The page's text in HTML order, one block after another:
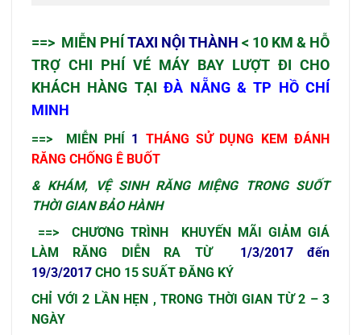
==> MIỄN PHÍ TAXI NỘI THÀNH < 10 KM & HỖ
TRỢ CHI PHÍ VÉ MÁY BAY LƯỢT ĐI CHO
KHÁCH HÀNG TẠI ĐÀ NẴNG & TP HỒ CHÍ
MINH
==> MIỄN PHÍ 1 THÁNG SỬ DỤNG KEM ĐÁNH
RĂNG CHỐNG Ê BUỐT
& KHÁM, VỆ SINH RĂNG MIỆNG TRONG SUỐT
THỜI GIAN BẢO HÀNH
==> CHƯƠNG TRÌNH KHUYẾN MÃI GIẢM GIÁ
LÀM RĂNG DIỄN RA TỪ
1/3/2017 đến
19/3/2017 CHO 15 SUẤT ĐĂNG KÝ
CHỈ VỚI 2 LẦN HẸN , TRONG THỜI GIAN TỪ 2 – 3
NGÀY